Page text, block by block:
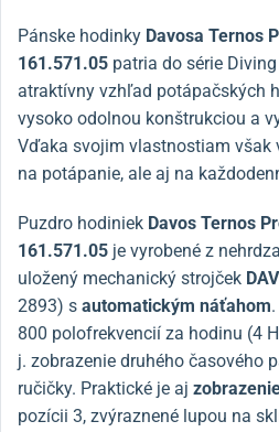
Pánske hodinky Davosa Ternos
161.571.05 patria do série
atraktívny vzhľad potápačských
vysoko odolnou konštrukciou a
Vďaka svojim vlastnostiam však
na potápanie, ale aj na
Puzdro hodiniek Davos Ternos
161.571.05 je vyrobené z
uložený mechanický strojček
2893) s automatickým náťahom
800 polofrekvencií za hodinu (4
j. zobrazenie druhého časového
ručičky. Praktické je aj
pozícii 3, zvýraznené lupou na